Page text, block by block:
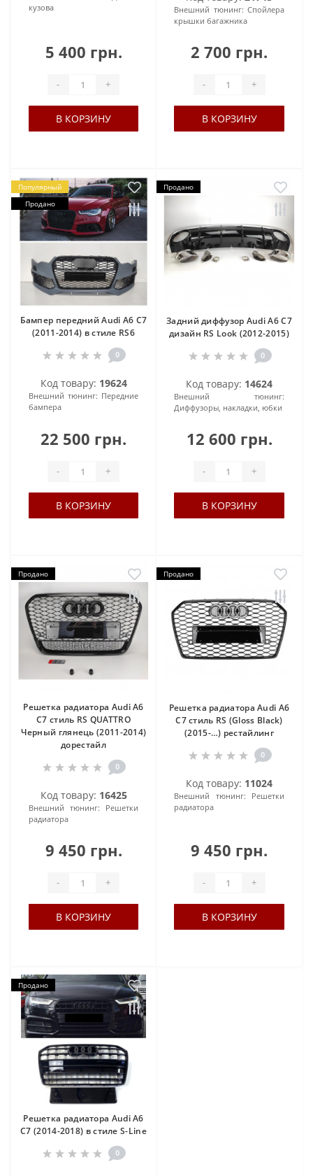
кузова
5 400 грн.
- +
В КОРЗИНУ
Внешний тюнинг: Спойлера
крышки багажника
2 700 грн.
- +
В КОРЗИНУ
Популярный
Продано
Бампер передний Audi A6 C7
(2011-2014) в стиле RS6
0
Код товару: 19624
Внешний тюнинг: Передние
бампера
22 500 грн.
- +
В КОРЗИНУ
Продано
Задний диффузор Audi A6 C7
дизайн RS Look (2012-2015)
0
Код товару: 14624
Внешний тюнинг:
Диффузоры, накладки, юбки
12 600 грн.
- +
В КОРЗИНУ
Продано
Решетка радиатора Audi A6
C7 стиль RS QUATTRO
Черный глянець (2011-2014)
дорестайл
0
Код товару: 16425
Внешний тюнинг:
Решетки
радиатора
9 450 грн.
- +
В КОРЗИНУ
Продано
Решетка радиатора Audi A6
C7 стиль RS (Gloss Black)
(2015-…) рестайлинг
0
Код товару: 11024
Внешний тюнинг:
Решетки
радиатора
9 450 грн.
- +
В КОРЗИНУ
Продано
Решетка радиатора Audi A6
C7 (2014-2018) в стиле S-Line
0